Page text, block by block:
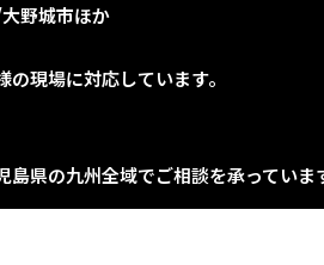
大野城市ほか
現場に対応しています。
県の九州全域でご相談を承っていま